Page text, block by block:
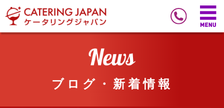
ブログ・新着情報